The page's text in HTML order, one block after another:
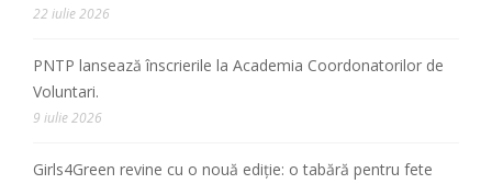
22 iulie 2026
PNTP lansează înscrierile la Academia Coordonatorilor de
Voluntari.
9 iulie 2026
Girls4Green revine cu o nouă ediție: o tabără pentru fete